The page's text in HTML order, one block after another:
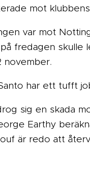
mot
var mot
fredagen skulle
november.
har ett tufft
sig en skada
Earthy
är redo att